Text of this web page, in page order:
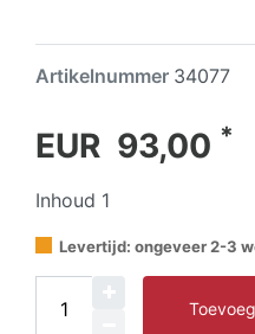
Artikelnummer 34077
EUR 93,00 *
Inhoud 1
Levertijd: ongeveer 2-3